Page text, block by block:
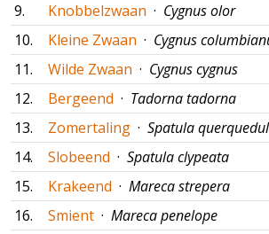
9.
Knobbelzwaan · Cygnus olor
10.
Kleine Zwaan · Cygnus
11.
Wilde Zwaan · Cygnus cygnus
12.
Bergeend · Tadorna tadorna
13.
Zomertaling · Spatula
14.
Slobeend · Spatula clypeata
15.
Krakeend · Mareca strepera
16.
Smient · Mareca penelope